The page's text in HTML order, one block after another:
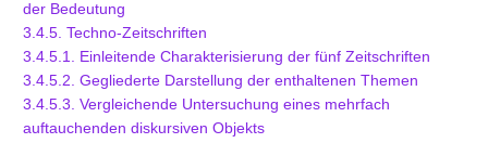
der Bedeutung
3.4.5. Techno-Zeitschriften
3.4.5.1. Einleitende Charakterisierung der fünf Zeitschriften
3.4.5.2. Gegliederte Darstellung der enthaltenen Themen
3.4.5.3. Vergleichende Untersuchung eines mehrfach
auftauchenden diskursiven Objekts